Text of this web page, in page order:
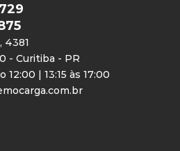
4381
- Curitiba - PR
12:00 | 13:15 às 17:00